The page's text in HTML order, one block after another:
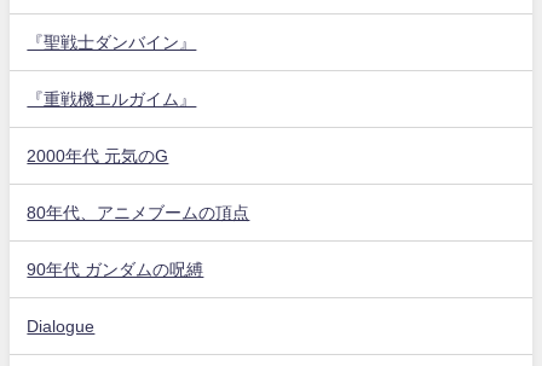
『聖戦士ダンバイン』
『重戦機エルガイム』
2000年代 元気のG
80年代、アニメブームの頂点
90年代 ガンダムの呪縛
Dialogue